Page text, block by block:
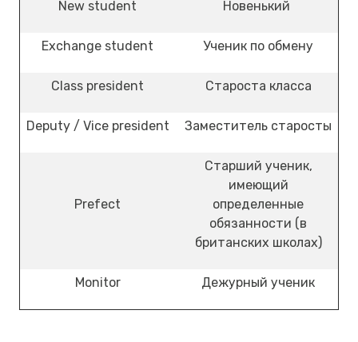
New student Новенький
Exchange student Ученик по обмену
Class president Староста класса
Deputy / Vice president Заместитель старосты
Prefect
Старший ученик,
имеющий
определенные
обязанности (в
британских школах)
Monitor Дежурный ученик